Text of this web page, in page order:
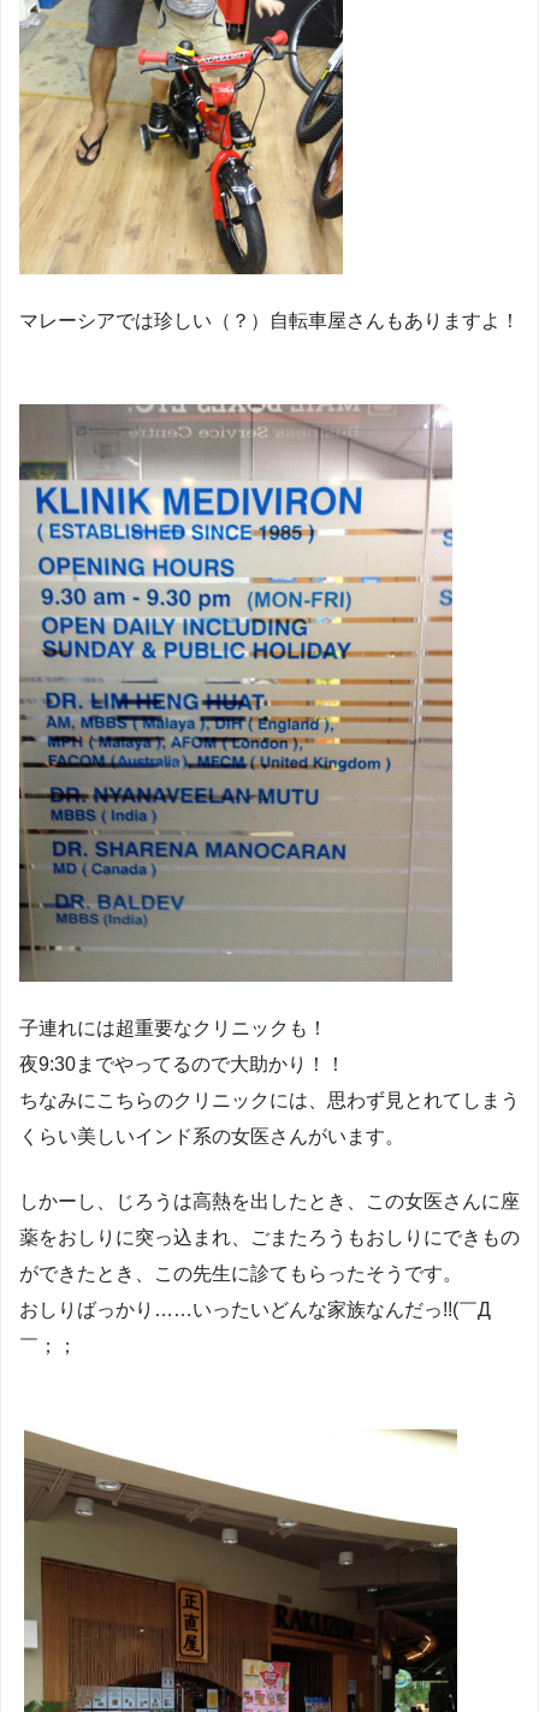
マレーシアでは珍しい（？）自転車屋さんもありますよ！
子連れには超重要なクリニックも！
夜9:30までやってるので大助かり！！
ちなみにこちらのクリニックには、思わず見とれてしまう
くらい美しいインド系の女医さんがいます。
しかーし、じろうは高熱を出したとき、この女医さんに座
薬をおしりに突っ込まれ、ごまたろうもおしりにできもの
ができたとき、この先生に診てもらったそうです。
おしりばっかり……いったいどんな家族なんだっ!!(￣Д
￣；；